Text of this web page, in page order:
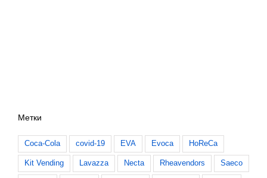
Метки
Coca-Cola covid-19 EVA Evoca HoReCa
Kit Vending Lavazza Necta Rheavendors Saeco